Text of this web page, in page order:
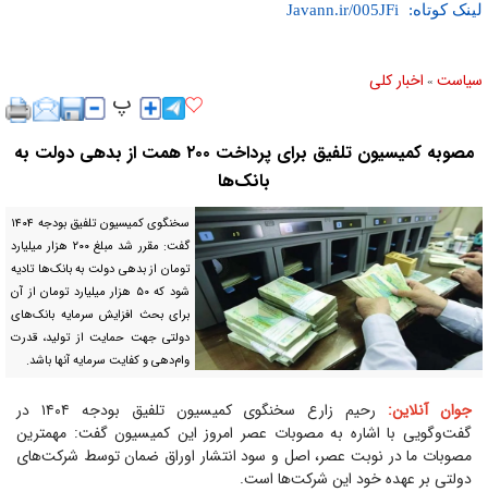
لینک کوتاه:
سیاست » اخبار کلی
مصوبه کمیسیون تلفیق برای پرداخت ۲۰۰ همت از بدهی دولت به
بانک‌ها
سخنگوی کمیسیون تلفیق بودجه ۱۴۰۴
گفت: مقرر شد مبلغ ۲۰۰ هزار میلیارد
تومان از بدهی دولت به بانک‌ها تادیه
شود که ۵۰ هزار میلیارد تومان از آن
برای بحث افزایش سرمایه بانک‌های
دولتی جهت حمایت از تولید، قدرت
وام‌دهی و کفایت سرمایه آنها باشد.
جوان آنلاین:
رحیم زارع سخنگوی کمیسیون تلفیق بودجه ۱۴۰۴ در
گفت‌وگویی با اشاره به مصوبات عصر امروز این کمیسیون گفت: مهمترین
مصوبات ما در نوبت عصر، اصل و سود انتشار اوراق ضمان توسط شرکت‌های
دولتی بر عهده خود این شرکت‌ها است.